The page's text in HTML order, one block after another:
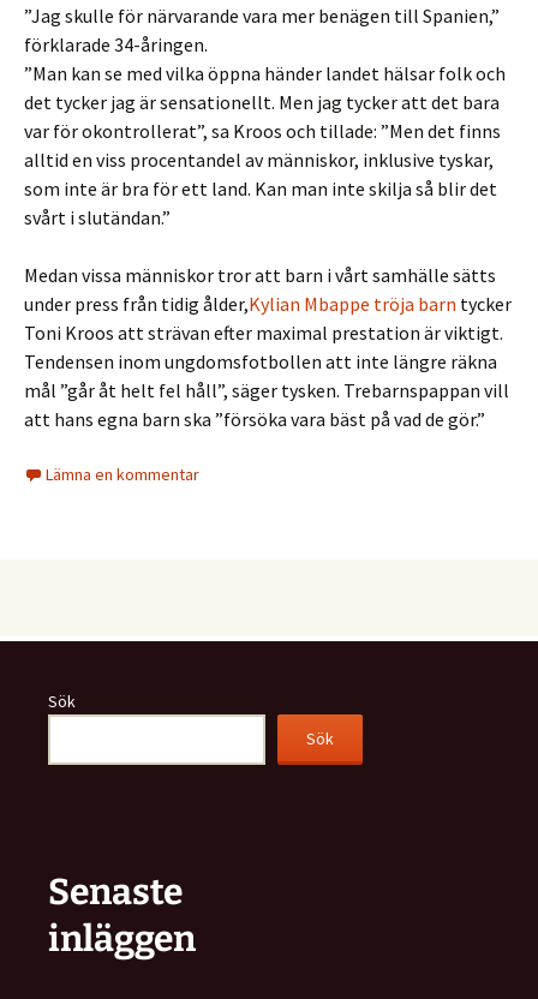
”Jag skulle för närvarande vara mer benägen till Spanien,”
förklarade 34-åringen.
”Man kan se med vilka öppna händer landet hälsar folk och
det tycker jag är sensationellt. Men jag tycker att det bara
var för okontrollerat”, sa Kroos och tillade: ”Men det finns
alltid en viss procentandel av människor, inklusive tyskar,
som inte är bra för ett land. Kan man inte skilja så blir det
svårt i slutändan.”
Medan vissa människor tror att barn i vårt samhälle sätts
under press från tidig ålder,Kylian Mbappe tröja barn tycker
Toni Kroos att strävan efter maximal prestation är viktigt.
Tendensen inom ungdomsfotbollen att inte längre räkna
mål ”går åt helt fel håll”, säger tysken. Trebarnspappan vill
att hans egna barn ska ”försöka vara bäst på vad de gör.”
Lämna en kommentar
Sök
Sök
Senaste
inläggen